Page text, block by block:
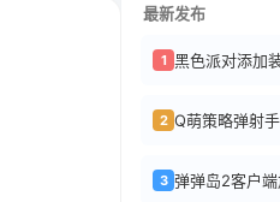
最新发布
1 黑色派对添加
2
3